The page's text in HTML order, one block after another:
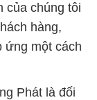
của chúng tôi
hàng,
ứng một cách
Phát là đối